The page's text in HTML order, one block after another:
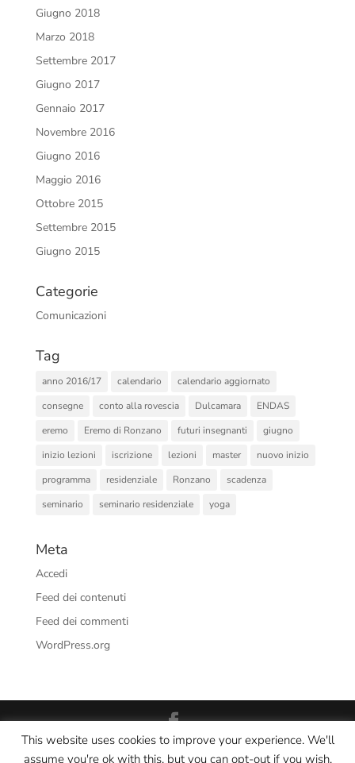
Giugno 2018
Marzo 2018
Settembre 2017
Giugno 2017
Gennaio 2017
Novembre 2016
Giugno 2016
Maggio 2016
Ottobre 2015
Settembre 2015
Giugno 2015
Categorie
Comunicazioni
Tag
anno 2016/17 calendario
calendario aggiornato
consegne
conto alla rovescia Dulcamara
ENDAS
eremo
Eremo di Ronzano futuri insegnanti
giugno
inizio lezioni
iscrizione lezioni master
nuovo inizio
programma
residenziale Ronzano
scadenza
seminario
seminario residenziale yoga
Meta
Accedi
Feed dei contenuti
Feed dei commenti
WordPress.org
Interno Yoga Srl Società Sportiva Dilettantistica - CF/PI:
This website uses cookies to improve your experience. We'll
assume you're ok with this, but you can opt-out if you wish.